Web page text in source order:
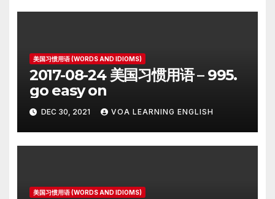
美国习惯用语 (WORDS AND IDIOMS)
2017-08-24 美国习惯用语 – 995.
go easy on
DEC 30, 2021 VOA LEARNING ENGLISH
美国习惯用语 (WORDS AND IDIOMS)